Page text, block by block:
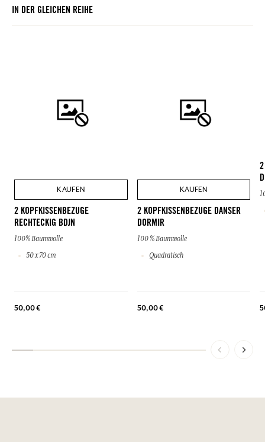
IN DER GLEICHEN REIHE
KAUFEN
2 KOPFKISSENBEZUGE
RECHTECKIG BDJN
100% Baumwolle
50 x 70 cm
50,00 €
KAUFEN
2 KOPFKISSENBEZUGE DANSER
DORMIR
100 % Baumwolle
Quadratisch
50,00 €
2